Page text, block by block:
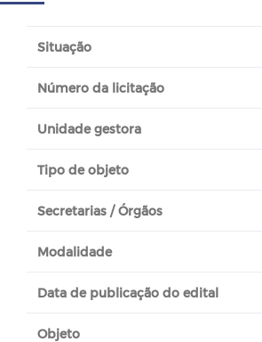
Situação
Número da licitação
Unidade gestora
Tipo de objeto
Secretarias / Órgãos
Modalidade
Data de publicação do edital
Objeto